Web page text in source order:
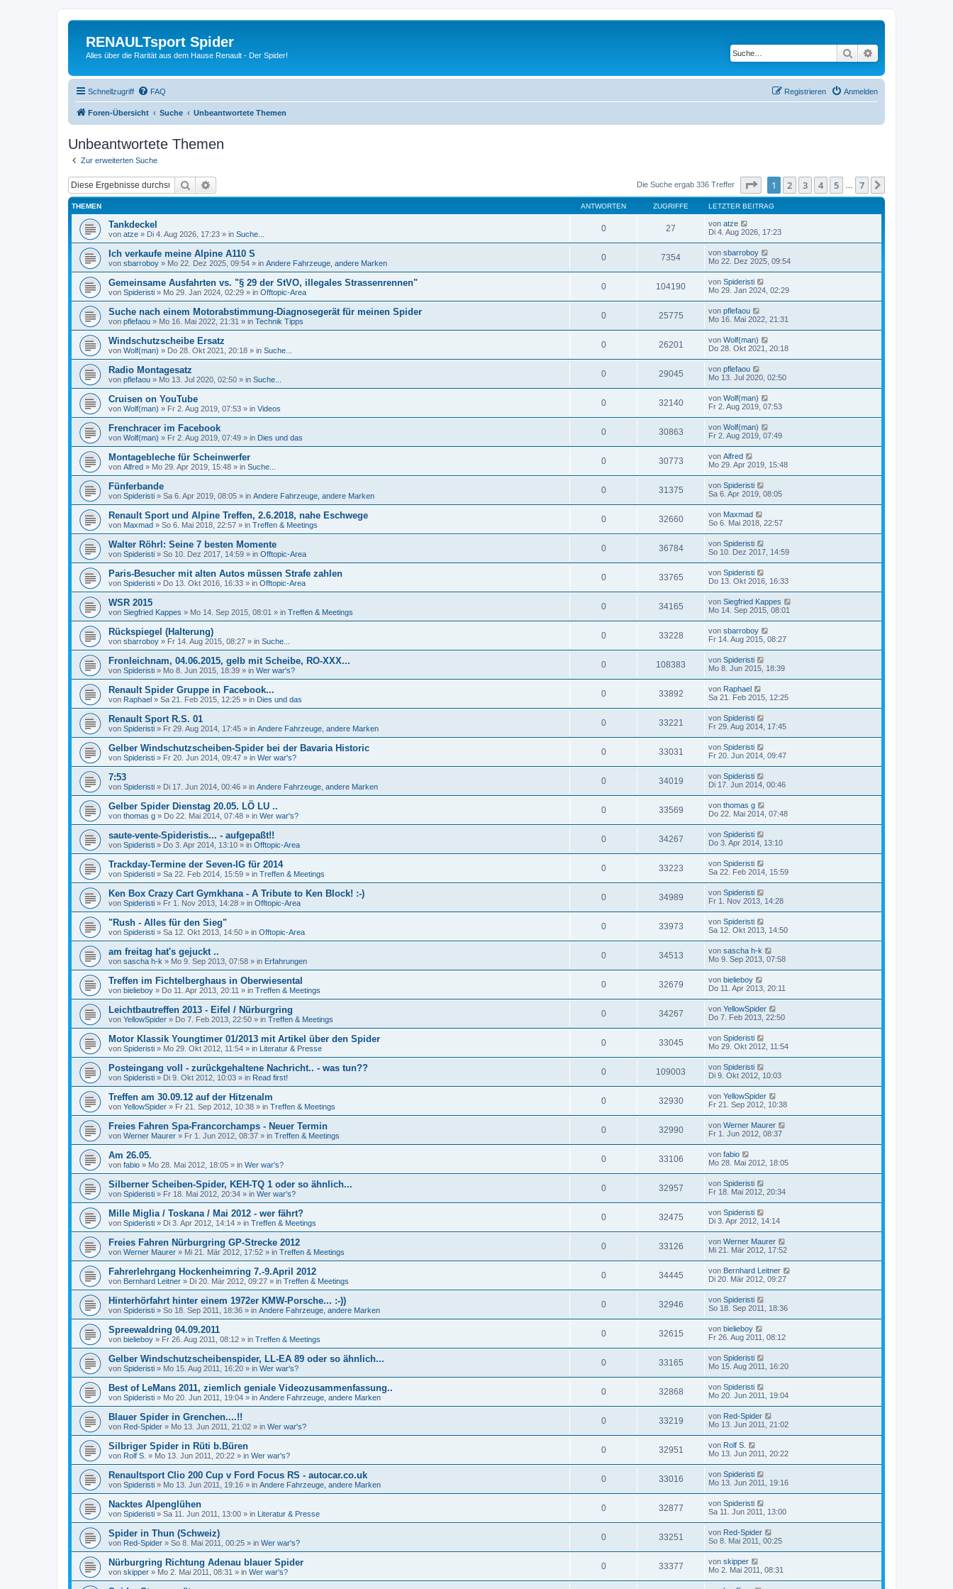
RENAULTsport Spider
Alles über die Rarität aus dem Hause Renault - Der Spider! Suche
Schnellzugriff FAQ Anmelden
Registrieren
Foren-Übersicht Suche Unbeantwortete Themen
Unbeantwortete Themen
Zur erweiterten Suche
Suche Die Suche ergab 336 Treffer Seite von7
1 2 3 4 5 7
THEMEN ANTWORTEN ZUGRIFFE LETZTER BEITRAG
Tankdeckel
von atze » Di 4. Aug 2026, 17:23 » in Suche...
0 27 von atze
Di 4. Aug 2026, 17:23
Ich verkaufe meine Alpine A110 S
von sbarroboy » Mo 22. Dez 2025, 09:54 » in Andere Fahrzeuge, andere Marken
0 7354 von sbarroboy
Mo 22. Dez 2025, 09:54
Gemeinsame Ausfahrten vs. "§ 29 der StVO, illegales Strassenrennen"
von Spideristi » Mo 29. Jan 2024, 02:29 » in Offtopic-Area
0 104190 von Spideristi
Mo 29. Jan 2024, 02:29
Suche nach einem Motorabstimmung-Diagnosegerät für meinen Spider
von pflefaou » Mo 16. Mai 2022, 21:31 » in Technik Tipps
0 25775 von pflefaou
Mo 16. Mai 2022, 21:31
Windschutzscheibe Ersatz
von Wolf(man) » Do 28. Okt 2021, 20:18 » in Suche...
0 26201 von Wolf(man)
Do 28. Okt 2021, 20:18
Radio Montagesatz
von pflefaou » Mo 13. Jul 2020, 02:50 » in Suche...
0 29045 von pflefaou
Mo 13. Jul 2020, 02:50
Cruisen on YouTube
von Wolf(man) » Fr 2. Aug 2019, 07:53 » in Videos
0 32140 von Wolf(man)
Fr 2. Aug 2019, 07:53
Frenchracer im Facebook
von Wolf(man) » Fr 2. Aug 2019, 07:49 » in Dies und das
0 30863 von Wolf(man)
Fr 2. Aug 2019, 07:49
Montagebleche für Scheinwerfer
von Alfred » Mo 29. Apr 2019, 15:48 » in Suche...
0 30773 von Alfred
Mo 29. Apr 2019, 15:48
Fünferbande
von Spideristi » Sa 6. Apr 2019, 08:05 » in Andere Fahrzeuge, andere Marken
0 31375 von Spideristi
Sa 6. Apr 2019, 08:05
Renault Sport und Alpine Treffen, 2.6.2018, nahe Eschwege
von Maxmad » So 6. Mai 2018, 22:57 » in Treffen & Meetings
0 32660 von Maxmad
So 6. Mai 2018, 22:57
Walter Röhrl: Seine 7 besten Momente
von Spideristi » So 10. Dez 2017, 14:59 » in Offtopic-Area
0 36784 von Spideristi
So 10. Dez 2017, 14:59
Paris-Besucher mit alten Autos müssen Strafe zahlen
von Spideristi » Do 13. Okt 2016, 16:33 » in Offtopic-Area
0 33765 von Spideristi
Do 13. Okt 2016, 16:33
WSR 2015
von Siegfried Kappes » Mo 14. Sep 2015, 08:01 » in Treffen & Meetings
0 34165 von Siegfried Kappes
Mo 14. Sep 2015, 08:01
Rückspiegel (Halterung)
von sbarroboy » Fr 14. Aug 2015, 08:27 » in Suche...
0 33228 von sbarroboy
Fr 14. Aug 2015, 08:27
Fronleichnam, 04.06.2015, gelb mit Scheibe, RO-XXX...
von Spideristi » Mo 8. Jun 2015, 18:39 » in Wer war's?
0 108383 von Spideristi
Mo 8. Jun 2015, 18:39
Renault Spider Gruppe in Facebook...
von Raphael » Sa 21. Feb 2015, 12:25 » in Dies und das
0 33892 von Raphael
Sa 21. Feb 2015, 12:25
Renault Sport R.S. 01
von Spideristi » Fr 29. Aug 2014, 17:45 » in Andere Fahrzeuge, andere Marken
0 33221 von Spideristi
Fr 29. Aug 2014, 17:45
Gelber Windschutzscheiben-Spider bei der Bavaria Historic
von Spideristi » Fr 20. Jun 2014, 09:47 » in Wer war's?
0 33031 von Spideristi
Fr 20. Jun 2014, 09:47
7:53
von Spideristi » Di 17. Jun 2014, 00:46 » in Andere Fahrzeuge, andere Marken
0 34019 von Spideristi
Di 17. Jun 2014, 00:46
Gelber Spider Dienstag 20.05. LÖ LU ..
von thomas g » Do 22. Mai 2014, 07:48 » in Wer war's?
0 33569 von thomas g
Do 22. Mai 2014, 07:48
saute-vente-Spideristis... - aufgepaßt!!
von Spideristi » Do 3. Apr 2014, 13:10 » in Offtopic-Area
0 34267 von Spideristi
Do 3. Apr 2014, 13:10
Trackday-Termine der Seven-IG für 2014
von Spideristi » Sa 22. Feb 2014, 15:59 » in Treffen & Meetings
0 33223 von Spideristi
Sa 22. Feb 2014, 15:59
Ken Box Crazy Cart Gymkhana - A Tribute to Ken Block! :-)
von Spideristi » Fr 1. Nov 2013, 14:28 » in Offtopic-Area
0 34989 von Spideristi
Fr 1. Nov 2013, 14:28
"Rush - Alles für den Sieg"
von Spideristi » Sa 12. Okt 2013, 14:50 » in Offtopic-Area
0 33973 von Spideristi
Sa 12. Okt 2013, 14:50
am freitag hat's gejuckt ..
von sascha h-k » Mo 9. Sep 2013, 07:58 » in Erfahrungen
0 34513 von sascha h-k
Mo 9. Sep 2013, 07:58
Treffen im Fichtelberghaus in Oberwiesental
von bielieboy » Do 11. Apr 2013, 20:11 » in Treffen & Meetings
0 32679 von bielieboy
Do 11. Apr 2013, 20:11
Leichtbautreffen 2013 - Eifel / Nürburgring
von YellowSpider » Do 7. Feb 2013, 22:50 » in Treffen & Meetings
0 34267 von YellowSpider
Do 7. Feb 2013, 22:50
Motor Klassik Youngtimer 01/2013 mit Artikel über den Spider
von Spideristi » Mo 29. Okt 2012, 11:54 » in Literatur & Presse
0 33045 von Spideristi
Mo 29. Okt 2012, 11:54
Posteingang voll - zurückgehaltene Nachricht.. - was tun??
von Spideristi » Di 9. Okt 2012, 10:03 » in Read first!
0 109003 von Spideristi
Di 9. Okt 2012, 10:03
Treffen am 30.09.12 auf der Hitzenalm
von YellowSpider » Fr 21. Sep 2012, 10:38 » in Treffen & Meetings
0 32930 von YellowSpider
Fr 21. Sep 2012, 10:38
Freies Fahren Spa-Francorchamps - Neuer Termin
von Werner Maurer » Fr 1. Jun 2012, 08:37 » in Treffen & Meetings
0 32990 von Werner Maurer
Fr 1. Jun 2012, 08:37
Am 26.05.
von fabio » Mo 28. Mai 2012, 18:05 » in Wer war's?
0 33106 von fabio
Mo 28. Mai 2012, 18:05
Silberner Scheiben-Spider, KEH-TQ 1 oder so ähnlich...
von Spideristi » Fr 18. Mai 2012, 20:34 » in Wer war's?
0 32957 von Spideristi
Fr 18. Mai 2012, 20:34
Mille Miglia / Toskana / Mai 2012 - wer fährt?
von Spideristi » Di 3. Apr 2012, 14:14 » in Treffen & Meetings
0 32475 von Spideristi
Di 3. Apr 2012, 14:14
Freies Fahren Nürburgring GP-Strecke 2012
von Werner Maurer » Mi 21. Mär 2012, 17:52 » in Treffen & Meetings
0 33126 von Werner Maurer
Mi 21. Mär 2012, 17:52
Fahrerlehrgang Hockenheimring 7.-9.April 2012
von Bernhard Leitner » Di 20. Mär 2012, 09:27 » in Treffen & Meetings
0 34445 von Bernhard Leitner
Di 20. Mär 2012, 09:27
Hinterhörfahrt hinter einem 1972er KMW-Porsche... :-))
von Spideristi » So 18. Sep 2011, 18:36 » in Andere Fahrzeuge, andere Marken
0 32946 von Spideristi
So 18. Sep 2011, 18:36
Spreewaldring 04.09.2011
von bielieboy » Fr 26. Aug 2011, 08:12 » in Treffen & Meetings
0 32615 von bielieboy
Fr 26. Aug 2011, 08:12
Gelber Windschutzscheibenspider, LL-EA 89 oder so ähnlich...
von Spideristi » Mo 15. Aug 2011, 16:20 » in Wer war's?
0 33165 von Spideristi
Mo 15. Aug 2011, 16:20
Best of LeMans 2011, ziemlich geniale Videozusammenfassung..
von Spideristi » Mo 20. Jun 2011, 19:04 » in Andere Fahrzeuge, andere Marken
0 32868 von Spideristi
Mo 20. Jun 2011, 19:04
Blauer Spider in Grenchen....!!
von Red-Spider » Mo 13. Jun 2011, 21:02 » in Wer war's?
0 33219 von Red-Spider
Mo 13. Jun 2011, 21:02
Silbriger Spider in Rüti b.Büren
von Rolf S. » Mo 13. Jun 2011, 20:22 » in Wer war's?
0 32951 von Rolf S.
Mo 13. Jun 2011, 20:22
Renaultsport Clio 200 Cup v Ford Focus RS - autocar.co.uk
von Spideristi » Mo 13. Jun 2011, 19:16 » in Andere Fahrzeuge, andere Marken
0 33016 von Spideristi
Mo 13. Jun 2011, 19:16
Nacktes Alpenglühen
von Spideristi » Sa 11. Jun 2011, 13:00 » in Literatur & Presse
0 32877 von Spideristi
Sa 11. Jun 2011, 13:00
Spider in Thun (Schweiz)
von Red-Spider » So 8. Mai 2011, 00:25 » in Wer war's?
0 33251 von Red-Spider
So 8. Mai 2011, 00:25
Nürburgring Richtung Adenau blauer Spider
von skipper » Mo 2. Mai 2011, 08:31 » in Wer war's?
0 33377 von skipper
Mo 2. Mai 2011, 08:31